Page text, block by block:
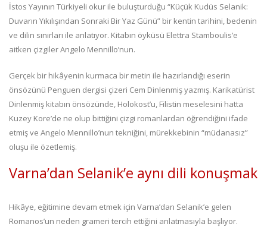
İstos Yayının Türkiyeli okur ile buluşturduğu “Küçük Kudüs Selanik:
Duvarın Yıkılışından Sonraki Bir Yaz Günü” bir kentin tarihini, bedenin
ve dilin sınırları ile anlatıyor. Kitabın öyküsü Elettra Stamboulis’e
aitken çizgiler Angelo Mennillo’nun.
Gerçek bir hikâyenin kurmaca bir metin ile hazırlandığı eserin
önsözünü Penguen dergisi çizeri Cem Dinlenmiş yazmış. Karikatürist
Dinlenmiş kitabın önsözünde, Holokost’u, Filistin meselesini hatta
Kuzey Kore’de ne olup bittiğini çizgi romanlardan öğrendiğini ifade
etmiş ve Angelo Mennillo’nun tekniğini, mürekkebinin “müdanasız”
oluşu ile özetlemiş.
Varna’dan Selanik’e aynı dili konuşmak
Hikâye, eğitimine devam etmek için Varna’dan Selanik’e gelen
Romanos’un neden grameri tercih ettiğini anlatmasıyla başlıyor.